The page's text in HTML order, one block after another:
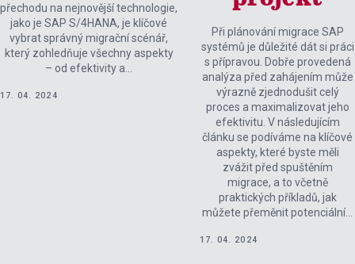
přechodu na nejnovější technologie,
jako je SAP S/4HANA, je klíčové
vybrat správný migrační scénář,
který zohledňuje všechny aspekty
– od efektivity a…
17. 04. 2024
Při plánování migrace SAP
systémů je důležité dát si práci
s přípravou. Dobře provedená
analýza před zahájením může
výrazně zjednodušit celý
proces a maximalizovat jeho
efektivitu. V následujícím
článku se podíváme na klíčové
aspekty, které byste měli
zvážit před spuštěním
migrace, a to včetně
praktických příkladů, jak
můžete přeměnit potenciální…
17. 04. 2024